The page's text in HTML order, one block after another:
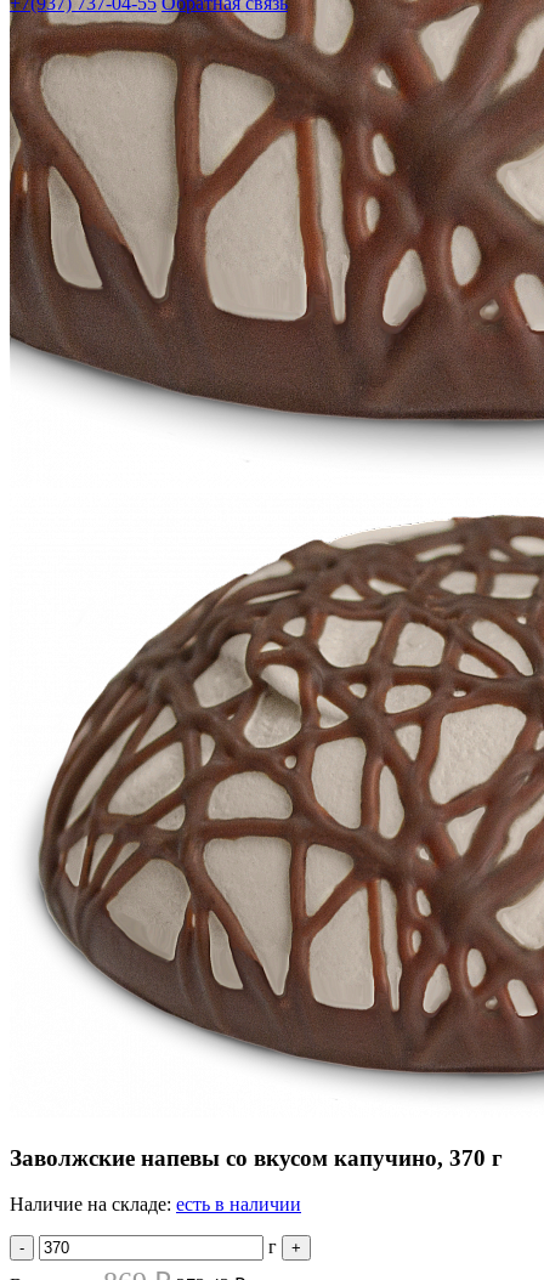
Заволжские напевы со вкусом капучино, 370 г
Наличие на складе: есть в наличии
- г +